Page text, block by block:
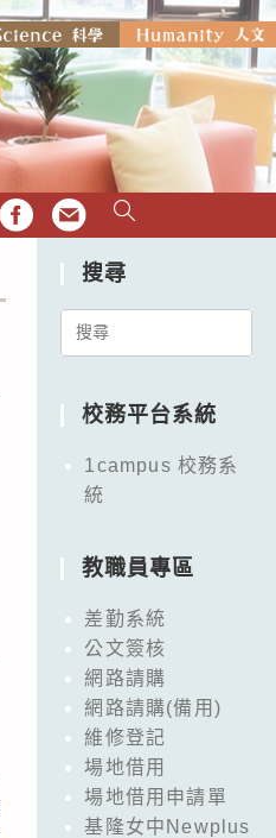
FB EMAIL
搜尋
Search
校務平台系統
1campus 校務系
統
教職員專區
差勤系統
公文簽核
網路請購
網路請購(備用)
維修登記
場地借用
場地借用申請單
基隆女中Newplus